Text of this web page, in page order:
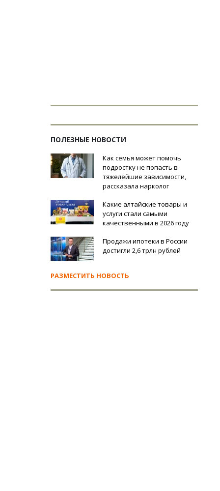
ПОЛЕЗНЫЕ НОВОСТИ
Как семья может помочь
подростку не попасть в
тяжелейшие зависимости,
рассказала нарколог
Какие алтайские товары и
услуги стали самыми
качественными в 2026 году
Продажи ипотеки в России
достигли 2,6 трлн рублей
РАЗМЕСТИТЬ НОВОСТЬ